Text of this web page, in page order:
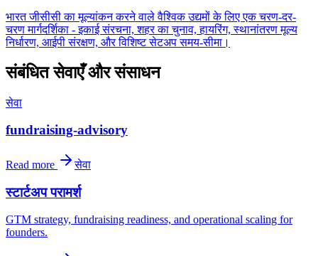
भारत जीसीसी का मूल्यांकन करने वाले वैश्विक उद्यमों के लिए एक चरण-दर-
चरण मार्गदर्शिका - इकाई संरचना, शहर का चुनाव, हायरिंग, स्थानांतरण मूल्य
निर्धारण, आईपी संरक्षण, और विशिष्ट सेटअप समय-सीमा।
संबंधित सेवाएँ और संसाधन
सेवा
fundraising-advisory
Read more सेवा
स्टार्टअप परामर्श
GTM strategy, fundraising readiness, and operational scaling for
founders.